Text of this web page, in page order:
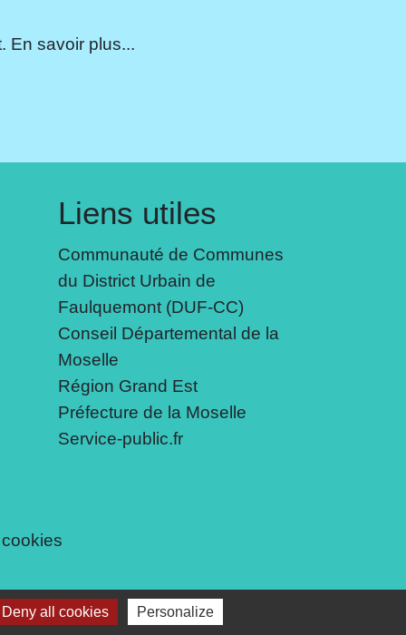
En savoir plus...
Liens utiles
Communauté de Communes
du District Urbain de
Faulquemont (DUF-CC)
Conseil Départemental de la
Moselle
Région Grand Est
Préfecture de la Moselle
Service-public.fr
all cookies Personalize